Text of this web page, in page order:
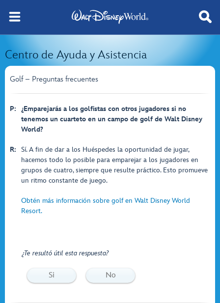
Centro de Ayuda y Asistencia
Golf – Preguntas frecuentes
P:
¿Emparejarás a los golfistas con otros jugadores si no
tenemos un cuarteto en un campo de golf de Walt Disney
World?
R:
Sí. A fin de dar a los Huéspedes la oportunidad de jugar,
hacemos todo lo posible para emparejar a los jugadores en
grupos de cuatro, siempre que resulte práctico. Esto promueve
un ritmo constante de juego.
Obtén más información sobre golf en Walt Disney World
Resort.
¿Te resultó útil esta respuesta?
Si No